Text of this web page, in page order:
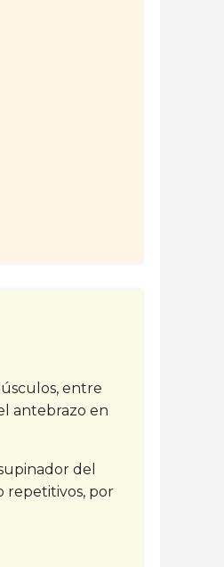
entre
antebrazo en
del
repetitivos, por